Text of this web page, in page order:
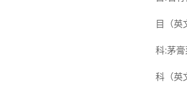
目（英
科:茅
科（英